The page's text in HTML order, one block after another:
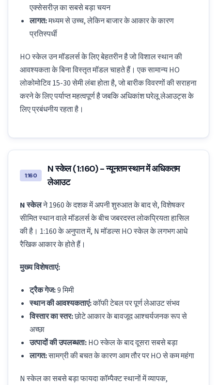
एक्सेसरीज़ का सबसे बड़ा चयन
लागत:मध्यम से उच्च, लेकिन बाजार के आकार के कारण
प्रतिस्पर्धी
HO स्केल उन मॉडलर्स के लिए बेहतरीन है जो विशाल स्थान की
आवश्यकता के बिना विस्तृत मॉडल चाहते हैं। एक सामान्य HO
लोकोमोटिव 15-30 सेमी लंबा होता है, जो बारीक विवरणों की सराहना
करने के लिए पर्याप्त महत्वपूर्ण है जबकि अधिकांश घरेलू लेआउट्स के
लिए प्रबंधनीय रहता है।
1:160
N स्केल (1:160) - न्यूनतम स्थान में अधिकतम
लेआउट
N स्केलने 1960 के दशक में अपनी शुरुआत के बाद से, विशेषकर
सीमित स्थान वाले मॉडलर्स के बीच जबरदस्त लोकप्रियता हासिल
की है। 1:160 के अनुपात में, N मॉडल्स HO स्केल के लगभग आधे
रैखिक आकार के होते हैं।
मुख्य विशेषताएं:
ट्रैक गेज:9 मिमी
स्थान की आवश्यकताएं:कॉफी टेबल पर पूर्ण लेआउट संभव
विस्तार का स्तर:छोटे आकार के बावजूद आश्चर्यजनक रूप से
अच्छा
उत्पादों की उपलब्धता:HO स्केल के बाद दूसरा सबसे बड़ा
लागत:सामग्री की बचत के कारण आम तौर पर HO से कम महंगा
N स्केल का सबसे बड़ा फायदा कॉम्पैक्ट स्थानों में व्यापक,